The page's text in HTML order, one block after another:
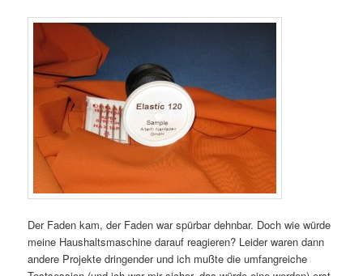
Der Faden kam, der Faden war spürbar dehnbar. Doch wie würde
meine Haushaltsmaschine darauf reagieren? Leider waren dann
andere Projekte dringender und ich mußte die umfangreiche